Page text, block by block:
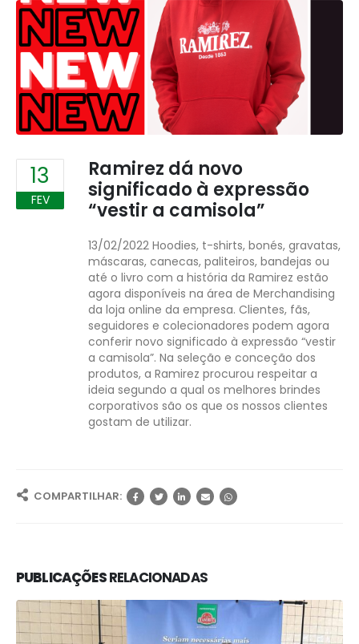
13
FEV
Ramirez dá novo
significado à expressão
“vestir a camisola”
13/02/2022 Hoodies, t-shirts, bonés, gravatas,
máscaras, canecas, paliteiros, bandejas ou
até o livro com a história da Ramirez estão
agora disponíveis na área de Merchandising
da loja online da empresa. Clientes, fãs,
seguidores e colecionadores podem agora
conferir novo significado à expressão “vestir
a camisola”. Na seleção e conceção dos
produtos, a Ramirez procurou respeitar a
ideia segundo a qual os melhores brindes
corporativos são os que os nossos clientes
gostam de utilizar.
COMPARTILHAR:
PUBLICAÇÕESRELACIONADAS